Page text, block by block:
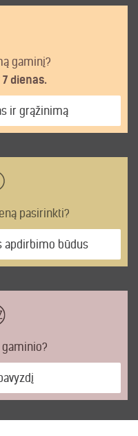
gaminį?
dienas.
ir grąžinimą
pasirinkti?
apdirbimo būdus
gaminio?